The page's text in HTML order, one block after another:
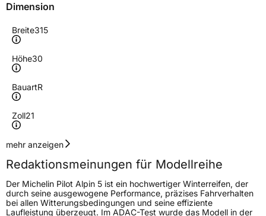
Dimension
Breite315
Höhe30
BauartR
Zoll21
Geschwindigkeitsindex
Höchstgeschwindigkeit
240 km/h
Lastindex105
mehr anzeigen
Redaktionsmeinungen für Modellreihe
Der Michelin Pilot Alpin 5 ist ein hochwertiger Winterreifen, der
durch seine ausgewogene Performance, präzises Fahrverhalten
bei allen Witterungsbedingungen und seine effiziente
Laufleistung überzeugt. Im ADAC-Test wurde das Modell in der